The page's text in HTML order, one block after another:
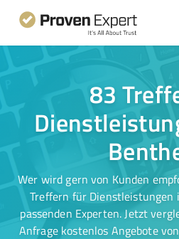
83
Wer wird gern von Kunden
Treffern für Dienstleistungen
passenden Experten. Jetzt
Anfrage kostenlos Angebote